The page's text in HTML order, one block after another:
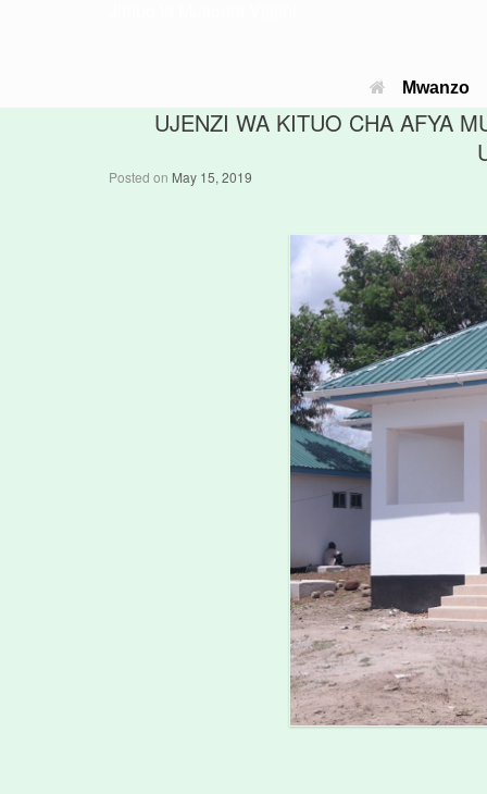
Mwanzo
UJENZI WA KITUO CHA AFYA
Posted on May 15, 2019